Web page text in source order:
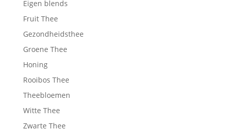
Eigen blends
Fruit Thee
Gezondheidsthee
Groene Thee
Honing
Rooibos Thee
Theebloemen
Witte Thee
Zwarte Thee